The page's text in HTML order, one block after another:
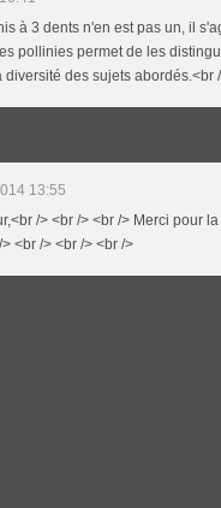
à 3 dents n'en est pas un, il
pollinies permet de les
des sujets abordés.<br
13:55
/> <br /> <br /> Merci pour
<br /> <br /> <br />